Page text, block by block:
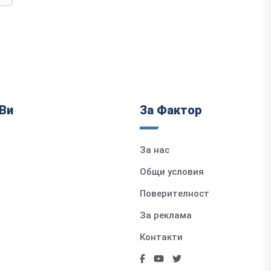
За Фактор
За нас
Общи условия
Поверителност
За реклама
Контакти